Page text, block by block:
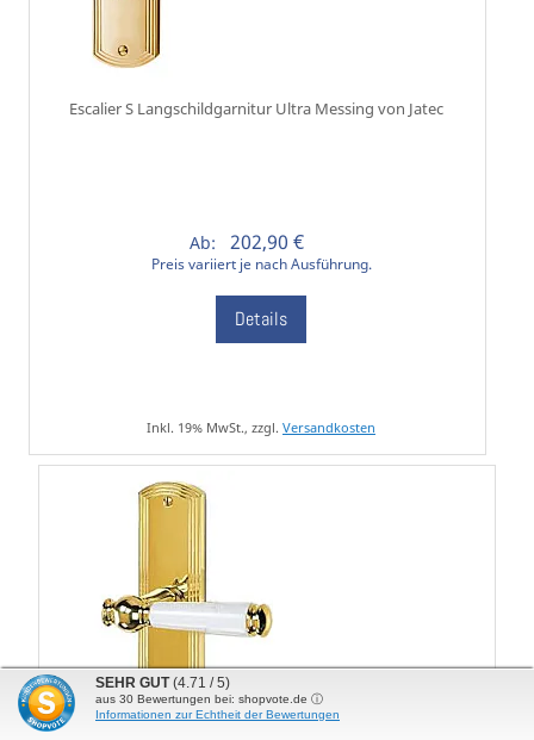
Escalier S Langschildgarnitur Ultra Messing von Jatec
Ab: 202,90 €
Preis variiert je nach Ausführung.
Details
Inkl. 19% MwSt., zzgl. Versandkosten
SEHR GUT (4.71 / 5)
aus 30 Bewertungen bei: shopvote.de ⓘ
Informationen zur Echtheit der Bewertungen